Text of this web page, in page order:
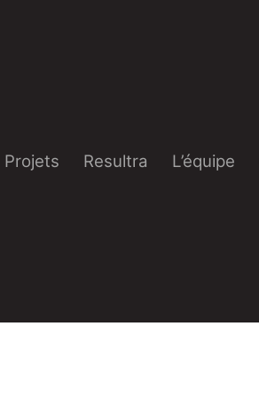
Projets Resultra L’équipe